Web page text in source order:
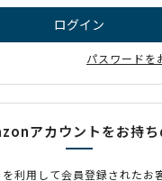
パスワードを
アカウントをお持ち
利用して会員登録されたお